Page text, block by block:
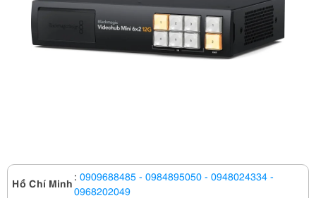
Hồ Chí Minh : 0909688485 - 0984895050 - 0948024334 -
0968202049